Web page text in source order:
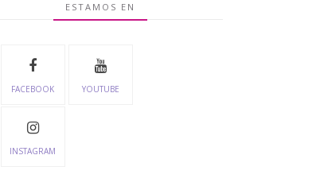
ESTAMOS EN
FACEBOOK YOUTUBE
INSTAGRAM